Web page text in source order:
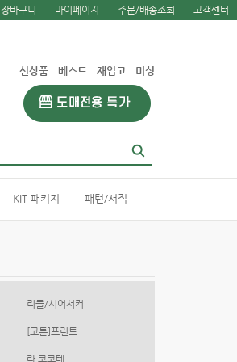
장바구니 마이페이지 주문/배송조회 고객센터
신상품 베스트 재입고 미싱
KIT 패키지 패턴/서적
리플/시어서커
[코튼]프린트
라 코코테